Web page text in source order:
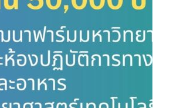
นุสรณ์ กุลวงษ์
ริหารการวิจัยและบริการวิชาการ
042-725021
ารางนัดหมาย